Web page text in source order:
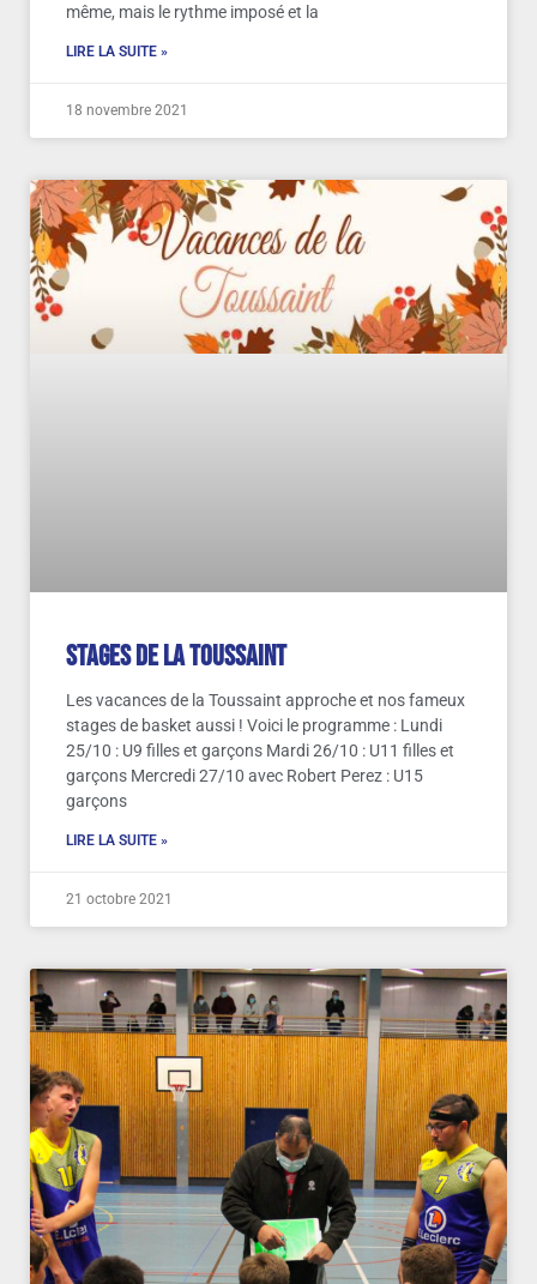
même, mais le rythme imposé et la
LIRE LA SUITE »
18 novembre 2021
Stages de la Toussaint
Les vacances de la Toussaint approche et nos fameux
stages de basket aussi ! Voici le programme : Lundi
25/10 : U9 filles et garçons Mardi 26/10 : U11 filles et
garçons Mercredi 27/10 avec Robert Perez : U15
garçons
LIRE LA SUITE »
21 octobre 2021